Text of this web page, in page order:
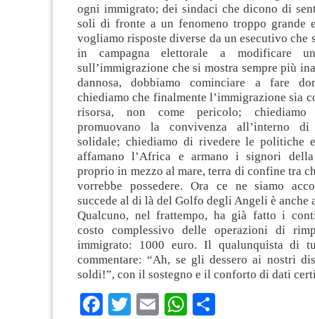
ogni immigrato; dei sindaci che dicono di
soli di fronte a un fenomeno troppo grande
vogliamo risposte diverse da un esecutivo che
in campagna elettorale a modificare
sull’immigrazione che si mostra sempre più
dannosa, dobbiamo cominciare a fare
chiediamo che finalmente l’immigrazione sia
risorsa, non come pericolo;
promuovano la convivenza all’interno
solidale; chiediamo di rivedere le politiche
affamano l’Africa e armano i signori della
proprio in mezzo al mare, terra di confine tra
vorrebbe possedere. Ora ce ne siamo
succede al di là del Golfo degli Angeli è anche
Qualcuno, nel frattempo, ha già fatto i
costo complessivo delle operazioni di
immigrato: 1000 euro. Il qualunquista di
commentare: “Ah, se gli dessero ai nostri
soldi!”, con il sostegno e il conforto di dati
Facebook
TwitterEmailWhatsApp